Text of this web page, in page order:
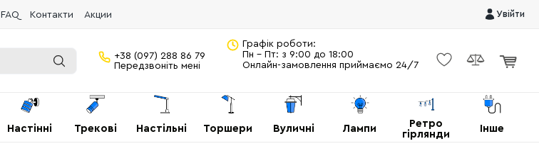
FAQ Контакти Акции Увійти
+38 (097) 288 86 79
Передзвоніть мені
Графік роботи:
Пн - Пт: з 9:00 до 18:00
Онлайн-замовлення приймаємо 24/7
Настінні Трекові Настільні Торшери Вуличні Лампи
Ретро
гірлянди
Інше